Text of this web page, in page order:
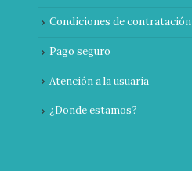
Condiciones de contratación
Pago seguro
Atención a la usuaria
¿Donde estamos?